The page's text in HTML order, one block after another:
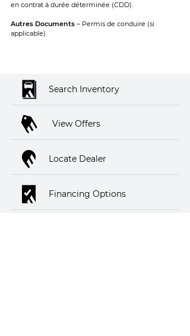
en contrat à durée déterminée (CDD).
Autres Documents – Permis de conduire (si
applicable).
Search Inventory
View Offers
Locate Dealer
Financing Options